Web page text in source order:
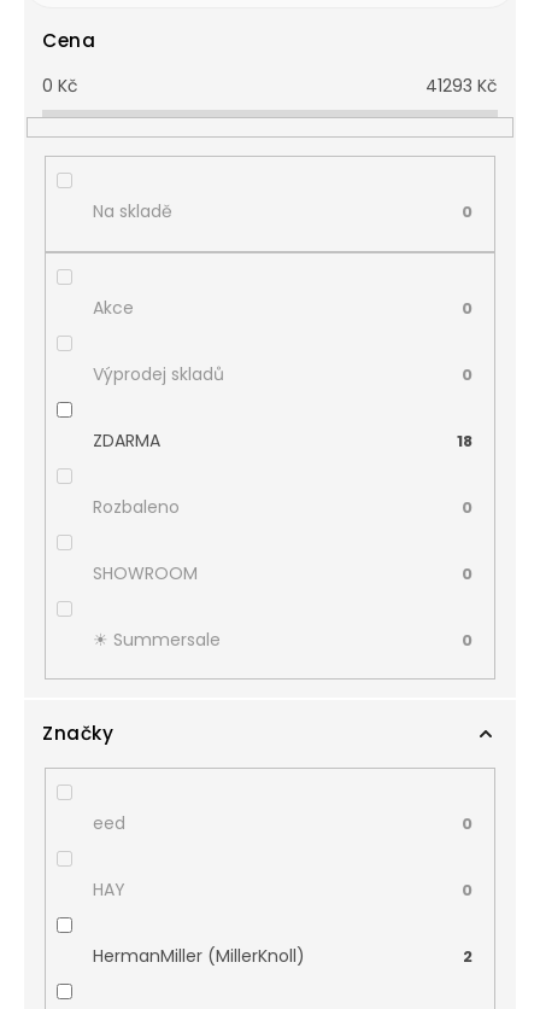
Cena
0 Kč 41293 Kč
Na skladě 0
Akce 0
Výprodej skladů 0
ZDARMA 18
Rozbaleno 0
SHOWROOM 0
☀︎ Summersale 0
Značky
eed 0
HAY 0
HermanMiller (MillerKnoll) 2